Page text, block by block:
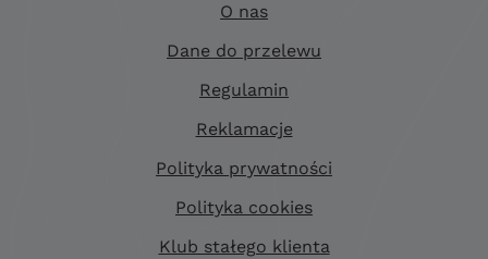
O nas
Dane do przelewu
Regulamin
Reklamacje
Polityka prywatności
Polityka cookies
Klub stałego klienta